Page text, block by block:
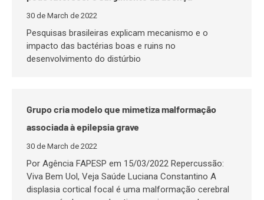
30 de March de 2022
Pesquisas brasileiras explicam mecanismo e o
impacto das bactérias boas e ruins no
desenvolvimento do distúrbio
Grupo cria modelo que mimetiza malformação
associada à epilepsia grave
30 de March de 2022
Por Agência FAPESP em 15/03/2022 Repercussão:
Viva Bem Uol, Veja Saúde Luciana Constantino A
displasia cortical focal é uma malformação cerebral